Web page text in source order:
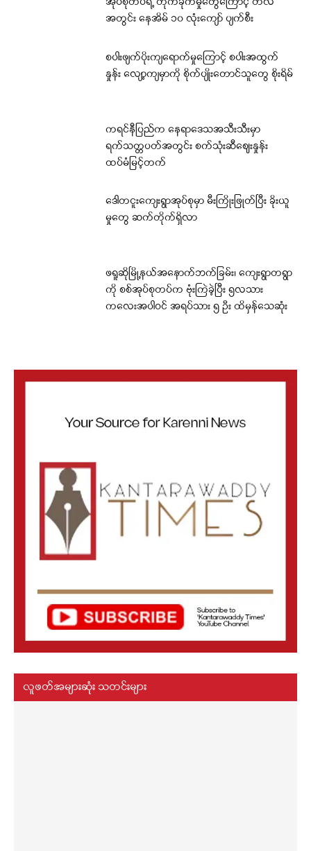
အတွင်း နေအိမ် ၁၀ လုံးကျော် ပျက်စီး
စပါးဖျက်ပိုးကျရောက်မှုကြောင့် စပါးအထွက်
နှုန်း လျော့ကျမှာကို စိုက်ပျိုးတောင်သူတွေ စိုးရိမ်
ကရင်နီပြည်က နေရာဒေသအသီးသီးမှာ
ရက်သတ္တပတ်အတွင်း စက်သုံးဆီဈေးနှုန်း
ထပ်မံမြင့်တက်
ဒေါတငူးကျေးရွာအုပ်စုမှာ မီးကြိုးဖြုတ်ပြီး ခိုးယူ
မှုတွေ ဆက်တိုက်ရှိလာ
ဖရူဆိုမြို့နယ်အနောက်ဘက်ခြမ်း၊ ကျေးရွာတရွာ
ကို စစ်အုပ်စုတပ်က ဗုံးကြဲခဲ့ပြီး ၅လသား
ကလေးအပါဝင် အရပ်သား ၅ ဦး ထိမှန်သေဆုံး
လူဖတ်အများဆုံး သတင်းများ